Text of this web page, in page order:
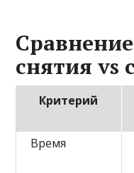
снятия vs
Критерий
Время